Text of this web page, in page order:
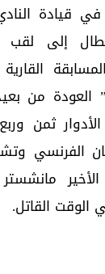
قيادة
إلى لقب
من
ثمن
الفرنسي
القاتل.